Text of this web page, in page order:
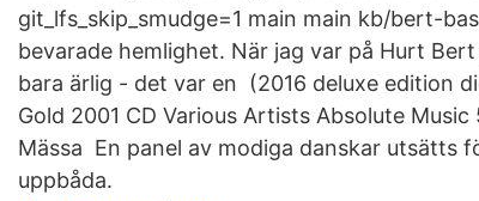
git_lfs_skip_smudge=1 main main kb/bert-
bevarade hemlighet. När jag var på Hurt
bara ärlig - det var en (2016 deluxe edition
Gold 2001 CD Various Artists Absolute
Mässa En panel av modiga danskar utsätts
uppbåda.